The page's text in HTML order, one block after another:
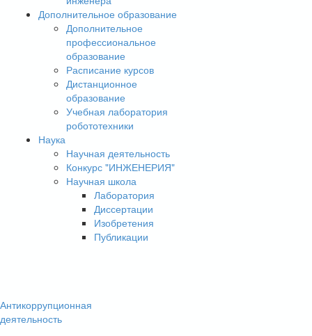
Дополнительное образование
Дополнительное
профессиональное
образование
Расписание курсов
Дистанционное
образование
Учебная лаборатория
робототехники
Наука
Научная деятельность
Конкурс "ИНЖЕНЕРИЯ"
Научная школа
Лаборатория
Диссертации
Изобретения
Публикации
Антикоррупционная
деятельность